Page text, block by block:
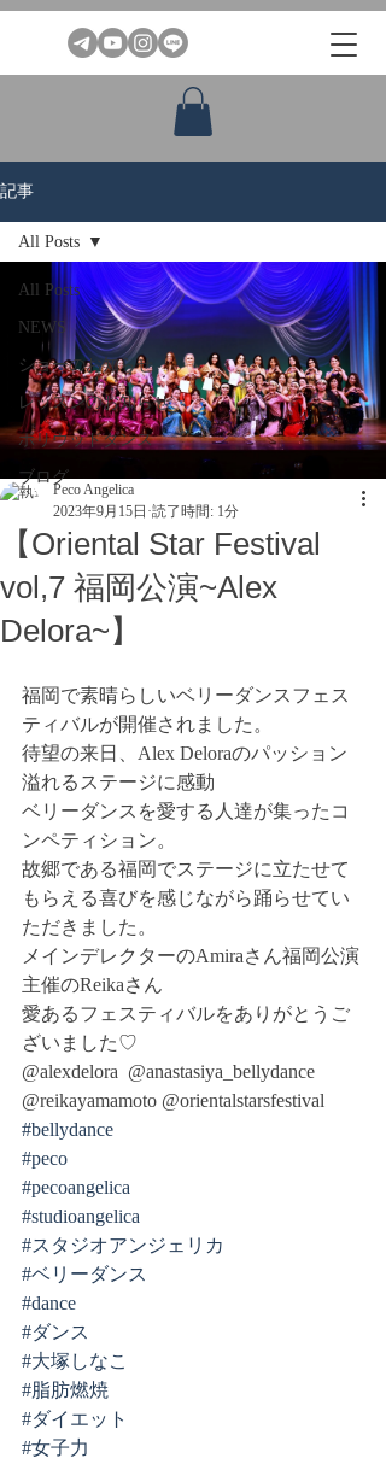
記事
All Posts
NEWS
ショーのお知らせ
レッスンのお知らせ
ボリウッドダンス
ブログ
All Posts
【Oriental Star Festival
vol,7 福岡公演~Alex
Delora~】
Peco Angelica
2023年9月15日 読了時間: 1分
福岡で素晴らしいベリーダンスフェス
ティバルが開催されました。
待望の来日、Alex Deloraのパッション
溢れるステージに感動
ベリーダンスを愛する人達が集ったコ
ンペティション。
故郷である福岡でステージに立たせて
もらえる喜びを感じながら踊らせてい
ただきました。
メインデレクターのAmiraさん福岡公演
主催のReikaさん
愛あるフェスティバルをありがとうご
ざいました♡
@alexdelora  @anastasiya_bellydance
@reikayamamoto @orientalstarsfestival
#bellydance
#peco
#pecoangelica
#studioangelica
#スタジオアンジェリカ
#ベリーダンス
#dance
#ダンス
#大塚しなこ
#脂肪燃焼
#ダイエット
#女子力